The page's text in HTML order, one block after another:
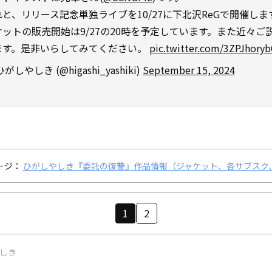
、リリース記念単独ライブを10/27に下北沢ReGで開催しま
トの販売開始は9/27の20時を予定しています。また近々ご
。是非いらしてみてください。 pic.twitter.com/
しやしき (@higashi_yashiki) September 15, 2024
： ひがしやしき『委託の復讐』作品情報（ジャケット、各サブスク
1 2
き